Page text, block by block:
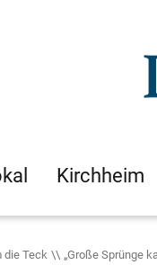
Kirchheim
die Teck „Große Sprünge